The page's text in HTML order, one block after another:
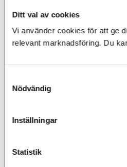
Ditt val av cookies
Vi använder cookies för att ge
relevant marknadsföring. Du
Nödvändig
Inställningar
Statistik